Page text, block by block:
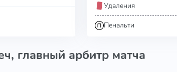
Удаления
Пенальти
главный арбитр матча